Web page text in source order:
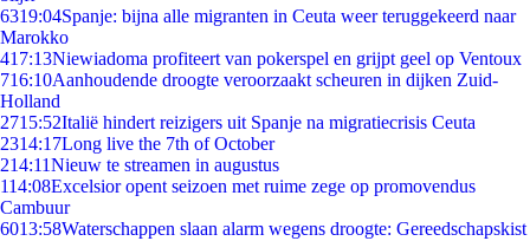
6319:04Spanje: bijna alle migranten in Ceuta weer teruggekeerd naar
Marokko
417:13Niewiadoma profiteert van pokerspel en grijpt geel op Ventoux
716:10Aanhoudende droogte veroorzaakt scheuren in dijken Zuid-
Holland
2715:52Italië hindert reizigers uit Spanje na migratiecrisis Ceuta
2314:17Long live the 7th of October
214:11Nieuw te streamen in augustus
114:08Excelsior opent seizoen met ruime zege op promovendus
Cambuur
6013:58Waterschappen slaan alarm wegens droogte: Gereedschapskist